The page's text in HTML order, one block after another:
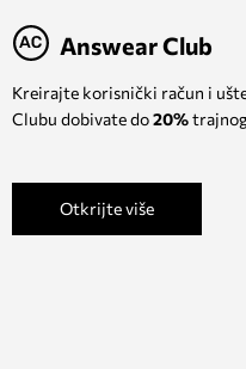
Answear Club
Kreirajte korisnički račun i
Clubu dobivate do20%trajnog
Otkrijte više